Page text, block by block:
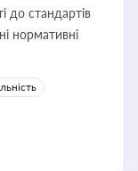
до стандартів
нормативні